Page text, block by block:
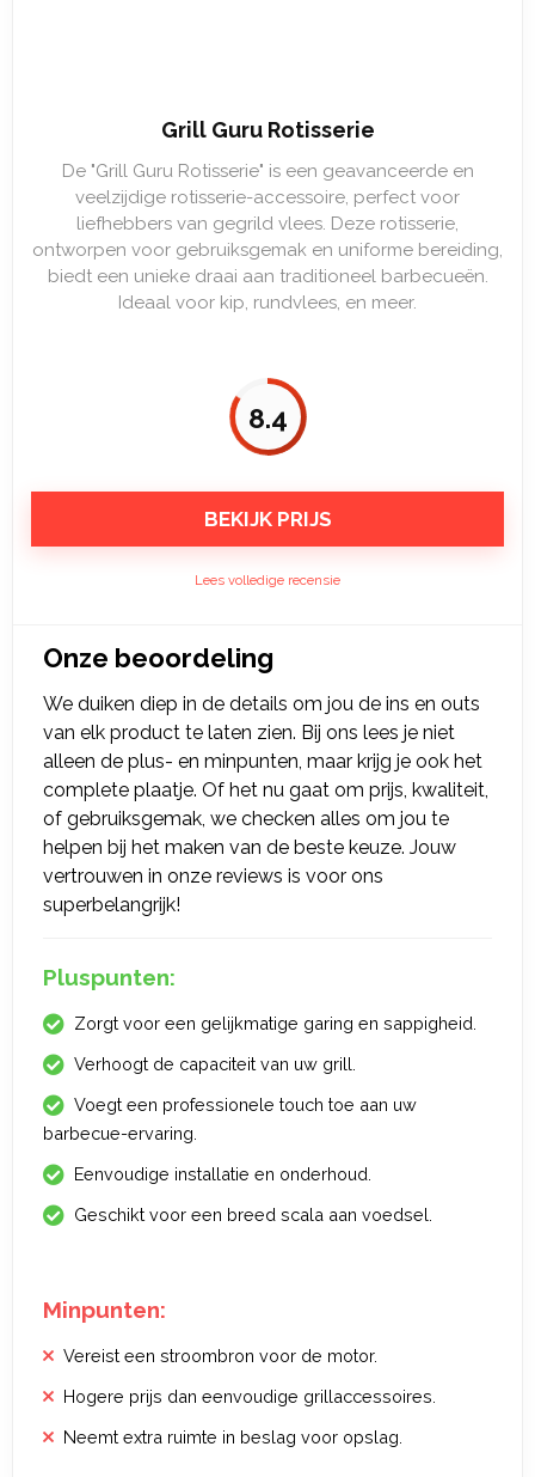
Grill Guru Rotisserie
De "Grill Guru Rotisserie" is een geavanceerde en
veelzijdige rotisserie-accessoire, perfect voor
liefhebbers van gegrild vlees. Deze rotisserie,
ontworpen voor gebruiksgemak en uniforme bereiding,
biedt een unieke draai aan traditioneel barbecueën.
Ideaal voor kip, rundvlees, en meer.
8.4
BEKIJK PRIJS
Lees volledige recensie
Onze beoordeling
We duiken diep in de details om jou de ins en outs
van elk product te laten zien. Bij ons lees je niet
alleen de plus- en minpunten, maar krijg je ook het
complete plaatje. Of het nu gaat om prijs, kwaliteit,
of gebruiksgemak, we checken alles om jou te
helpen bij het maken van de beste keuze. Jouw
vertrouwen in onze reviews is voor ons
superbelangrijk!
Pluspunten:
Zorgt voor een gelijkmatige garing en sappigheid.
Verhoogt de capaciteit van uw grill.
Voegt een professionele touch toe aan uw
barbecue-ervaring.
Eenvoudige installatie en onderhoud.
Geschikt voor een breed scala aan voedsel.
Minpunten:
Vereist een stroombron voor de motor.
Hogere prijs dan eenvoudige grillaccessoires.
Neemt extra ruimte in beslag voor opslag.